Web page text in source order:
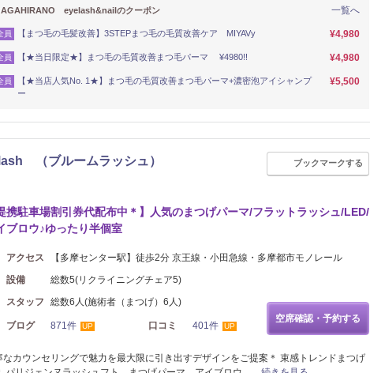
一覧へ
eyelash&nailのクーポン
員 【まつ毛の毛髪改善】3STEPまつ毛の毛質改善ケア MIYAVy ¥4,980
員 【★当日限定★】まつ毛の毛質改善まつ毛パーマ ¥4980!! ¥4,980
員
【★当店人気No. 1★】まつ毛の毛質改善まつ毛パーマ+濃密泡アイシャンプ
ー
¥5,500
（ブルームラッシュ） ブックマークする
携駐車場割引券代配布中＊】人気のまつげパーマ/フラットラッシュ/LED/
ブロウ♪ゆったり半個室
アクセス
【多摩センター駅】徒歩2分 京王線・小田急線・多摩都市モノレール
設備
総数5(リクライニングチェア5)
スタッフ
総数6人(施術者（まつげ）6人)
ブログ 871件 UP 口コミ 401件 UP
空席確認・予約する
なカウンセリングで魅力を最大限に引き出すデザインをご提案＊ 束感トレンドまつげ